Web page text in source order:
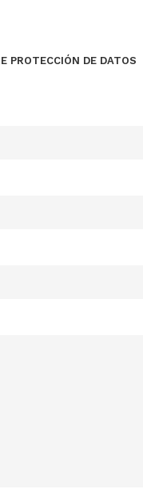
PROTECCIÓN DE DATOS